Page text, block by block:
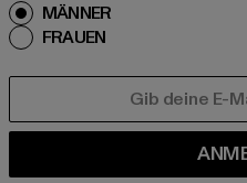
MÄNNER
FRAUEN